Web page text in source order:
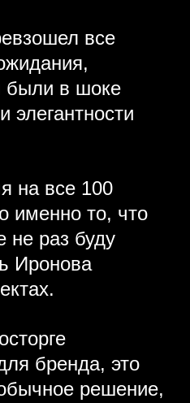
все
были в шоке
элегантности
на все 100
именно то, что
не раз буду
Иронова
бренда, это
решение,